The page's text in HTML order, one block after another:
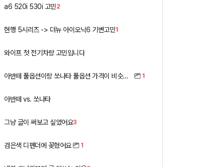
a6 520i 530i 고민 2
현행 5시리즈 -> 더뉴 아이오닉6 기변고민1
와이프 첫 전기차량 고민입니다
아반떼 풀옵션이랑 쏘나타 풀옵션 가격이 비슷하네요 1
아반떼 vs. 쏘나타
그냥 글이 써보고 싶었어요3
검은색 디펜더에 꽂혔어요 1